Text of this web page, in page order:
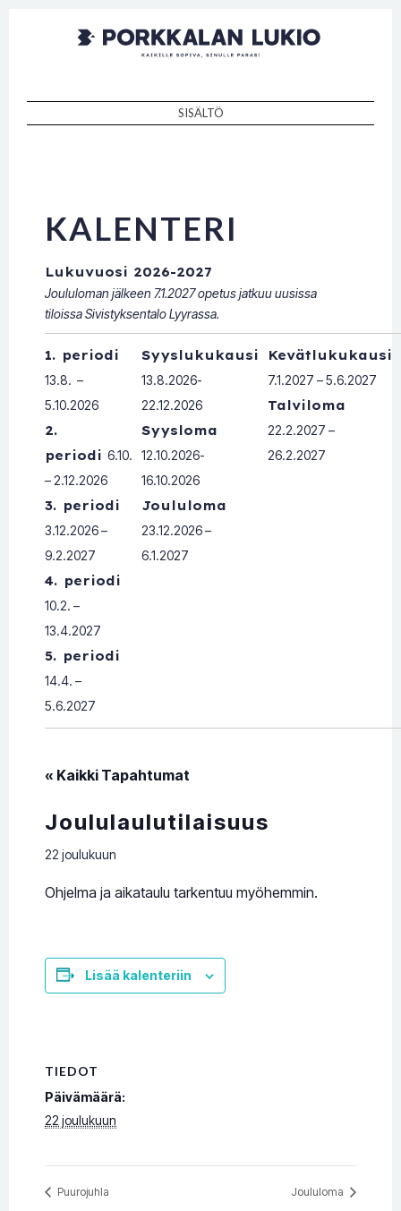
Porkkalan
lukio
Kaikille sopiva, sinulle paras!
SISÄLTÖ
KALENTERI
Lukuvuosi 2026-2027
Joululoman jälkeen 7.1.2027 opetus jatkuu uusissa
tiloissa Sivistyksentalo Lyyrassa.
1. periodi
13.8. –
5.10.2026
2.
periodi 6.10.
– 2.12.2026
3. periodi
3.12.2026 –
9.2.2027
4. periodi
10.2. –
13.4.2027
5. periodi
14.4. –
5.6.2027
Syyslukukausi
13.8.2026-
22.12.2026
Syysloma
12.10.2026-
16.10.2026
Joululoma
23.12.2026 –
6.1.2027
Kevätlukukausi
7.1.2027 – 5.6.2027
Talviloma
22.2.2027 –
26.2.2027
« Kaikki Tapahtumat
Joululaulutilaisuus
22 joulukuun
Ohjelma ja aikataulu tarkentuu myöhemmin.
Lisää kalenteriin
TIEDOT
Päivämäärä:
22 joulukuun
Puurojuhla Joululoma